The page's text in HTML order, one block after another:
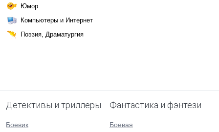
Юмор
Компьютеры и Интернет
Поэзия, Драматургия
Детективы и триллеры
Боевик
Фантастика и фэнтези
Боевая